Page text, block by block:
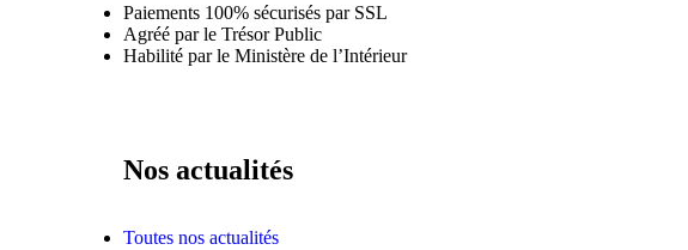
Paiements 100% sécurisés par SSL
Agréé par le Trésor Public
Habilité par le Ministère de l’Intérieur
Nos actualités
Toutes nos actualités